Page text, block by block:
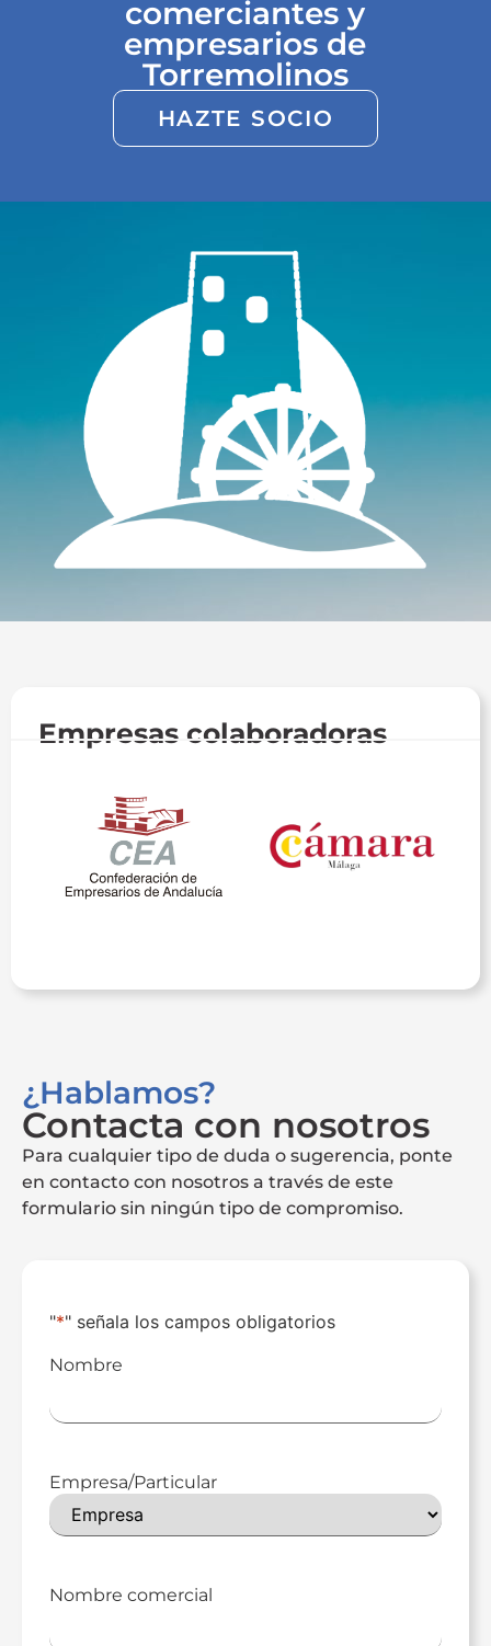
comerciantes y
empresarios de
Torremolinos
HAZTE SOCIO
Empresas colaboradoras
¿Hablamos?
Contacta con nosotros
Para cualquier tipo de duda o sugerencia, ponte
en contacto con nosotros a través de este
formulario sin ningún tipo de compromiso.
"*" señala los campos obligatorios
Nombre
Empresa/Particular
Nombre comercial